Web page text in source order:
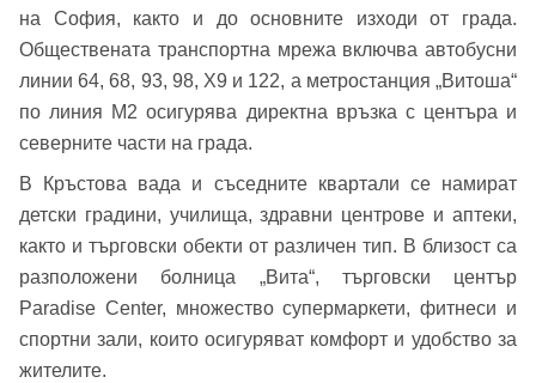
Вход Регистрация
Имейл Адрес
Парола
Забравена парола?
на София, както и до основните изходи от града.
Обществената транспортна мрежа включва автобусни
линии 64, 68, 93, 98, Х9 и 122, а метростанция „Витоша“
по линия М2 осигурява директна връзка с центъра и
северните части на града.
В Кръстова вада и съседните квартали се намират
детски градини, училища, здравни центрове и аптеки,
както и търговски обекти от различен тип. В близост са
разположени болница „Вита“, търговски център
Paradise Center, множество супермаркети, фитнеси и
спортни зали, които осигуряват комфорт и удобство за
жителите.
Име*
Имейл адрес*
Телефон*
▼
Вашето запитване стигна до нас. Ще